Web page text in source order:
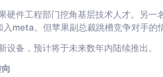
硬件工程部门挖角基层技术人才。另
入meta。但苹果副总裁跳槽竞争对手的
备，预计将于未来数年内陆续推出。